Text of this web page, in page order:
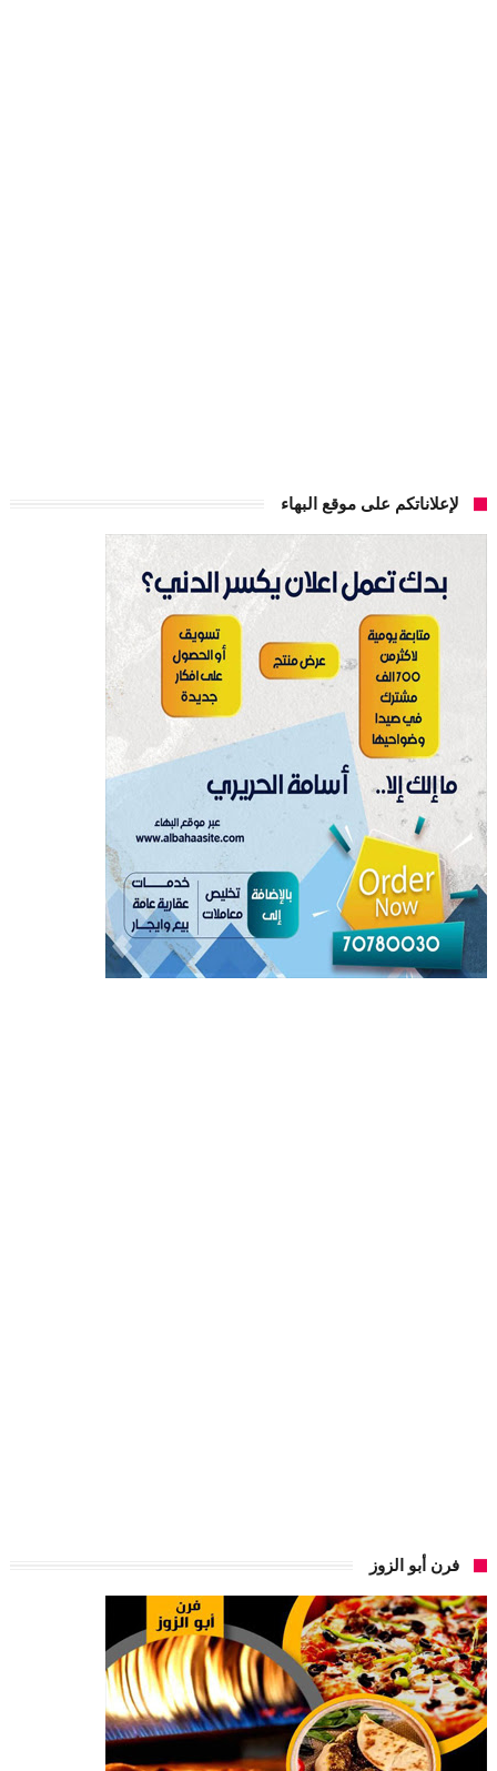
لإعلاناتكم على موقع البهاء
فرن أبو الزوز